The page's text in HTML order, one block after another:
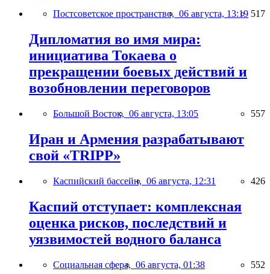
Постсоветское пространство, 06 августа, 13:19 517
Дипломатия во имя мира:
инициатива Токаева о
прекращении боевых действий и
возобновлении переговоров
Большой Восток, 06 августа, 13:05 557
Иран и Армения разрабатывают
свой «TRIPP»
Каспийский бассейн, 06 августа, 12:31 426
Каспий отступает: комплексная
оценка рисков, последствий и
уязвимостей водного баланса
Социальная сфера, 06 августа, 01:38 552